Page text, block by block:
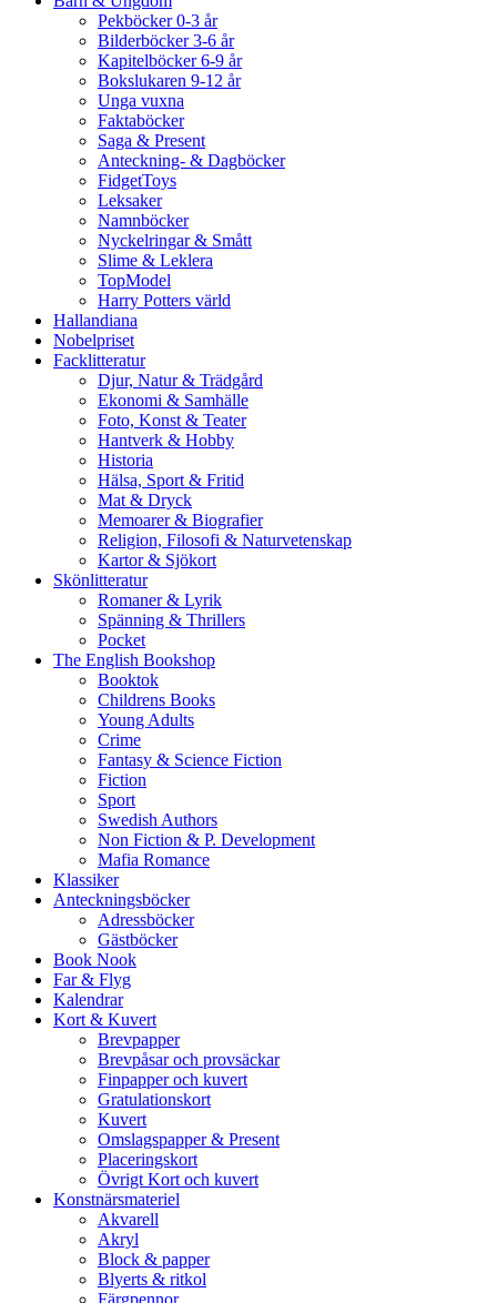
Pekböcker 0-3 år
Bilderböcker 3-6 år
Kapitelböcker 6-9 år
Bokslukaren 9-12 år
Unga vuxna
Faktaböcker
Saga & Present
Anteckning- & Dagböcker
FidgetToys
Leksaker
Namnböcker
Nyckelringar & Smått
Slime & Leklera
TopModel
Harry Potters värld
Hallandiana
Nobelpriset
Facklitteratur
Djur, Natur & Trädgård
Ekonomi & Samhälle
Foto, Konst & Teater
Hantverk & Hobby
Historia
Hälsa, Sport & Fritid
Mat & Dryck
Memoarer & Biografier
Religion, Filosofi & Naturvetenskap
Kartor & Sjökort
Skönlitteratur
Romaner & Lyrik
Spänning & Thrillers
Pocket
The English Bookshop
Booktok
Childrens Books
Young Adults
Crime
Fantasy & Science Fiction
Fiction
Sport
Swedish Authors
Non Fiction & P. Development
Mafia Romance
Klassiker
Anteckningsböcker
Adressböcker
Gästböcker
Book Nook
Far & Flyg
Kalendrar
Kort & Kuvert
Brevpapper
Brevpåsar och provsäckar
Finpapper och kuvert
Gratulationskort
Kuvert
Omslagspapper & Present
Placeringskort
Övrigt Kort och kuvert
Konstnärsmateriel
Akvarell
Akryl
Block & papper
Blyerts & ritkol
Färgpennor